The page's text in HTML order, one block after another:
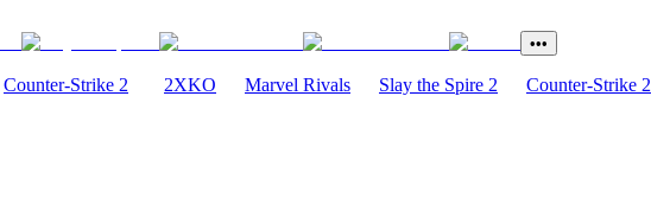
•••
Counter-Strike 2 2XKO Marvel Rivals Slay the Spire 2 Counter-Strike 2